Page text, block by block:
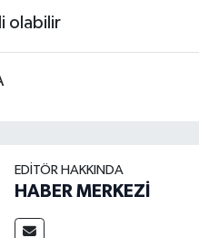
EDITÖR HAKKINDA
HABER MERKEZİ